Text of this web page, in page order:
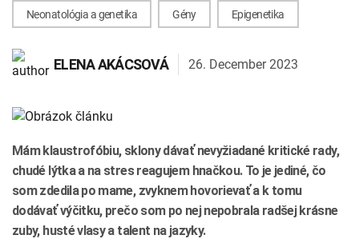
Genetika Covid-19 Žiadanky a tlačivá
INTOLERANCIA POTRAVÍN
Human papillomavirus (HPV)
Neonatológia a genetika Gény Epigenetika
ELENA AKÁCSOVÁ 26. December 2023
Mám klaustrofóbiu, sklony dávať nevyžiadané kritické rady,
chudé lýtka a na stres reagujem hnačkou. To je jediné, čo
som zdedila po mame, zvyknem hovorievať a k tomu
dodávať výčitku, prečo som po nej nepobrala radšej krásne
zuby, husté vlasy a talent na jazyky.